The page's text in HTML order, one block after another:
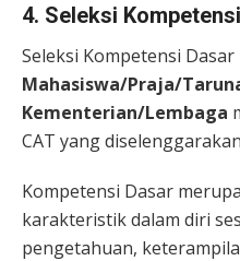
4. Seleksi
Seleksi Kompetensi Dasar
Mahasiswa/Praja/
Kementerian/Lembaga
CAT yang
Kompetensi Dasar
karakteristik dalam diri
pengetahuan,